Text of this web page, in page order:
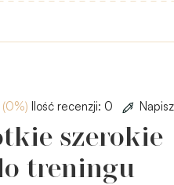
(0%) Ilość recenzji: 0
szerokie
treningu